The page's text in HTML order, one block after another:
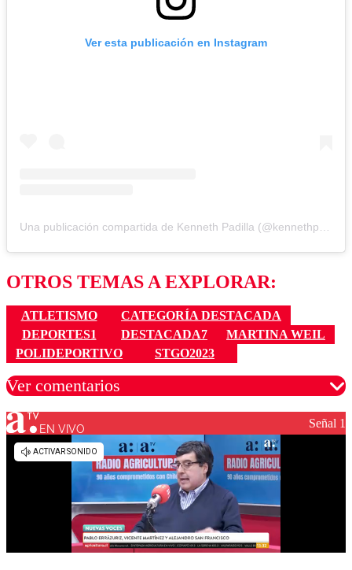
Ver esta publicación en Instagram
Una publicación compartida de Kenneth Padilla (@kennethpadilla09)
OTROS TEMAS A EXPLORAR:
ATLETISMO
CATEGORÍA DESTACADA
DEPORTES1
DESTACADA7
MARTINA WEIL
POLIDEPORTIVO
STGO2023
Ver comentarios
Los comentarios son moderados para garantizar un
diálogo respetuoso.
EN VIVO Señal 1